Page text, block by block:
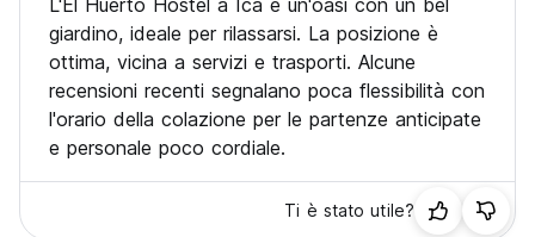
L'El Huerto Hostel a Ica è un'oasi con un bel
giardino, ideale per rilassarsi. La posizione è
ottima, vicina a servizi e trasporti. Alcune
recensioni recenti segnalano poca flessibilità con
l'orario della colazione per le partenze anticipate
e personale poco cordiale.
Ti è stato utile?